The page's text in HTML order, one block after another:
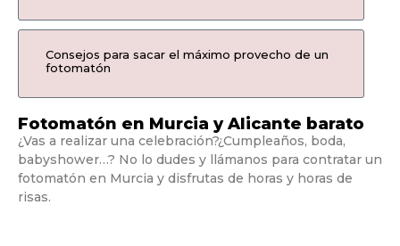
Consejos para sacar el máximo provecho de un
fotomatón
Fotomatón en Murcia y Alicante barato
¿Vas a realizar una celebración?¿Cumpleaños, boda,
babyshower…? No lo dudes y llámanos para contratar un
fotomatón en Murcia y disfrutas de horas y horas de
risas.